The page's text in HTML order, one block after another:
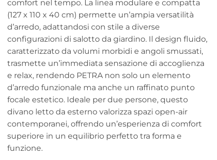
comfort nel tempo. La linea modulare e compatta
(127 x 110 x 40 cm) permette un’ampia versatilità
d’arredo, adattandosi con stile a diverse
configurazioni di salotto da giardino. Il design fluido,
caratterizzato da volumi morbidi e angoli smussati,
trasmette un’immediata sensazione di accoglienza
e relax, rendendo PETRA non solo un elemento
d’arredo funzionale ma anche un raffinato punto
focale estetico. Ideale per due persone, questo
divano letto da esterno valorizza spazi open-air
contemporanei, offrendo un’esperienza di comfort
superiore in un equilibrio perfetto tra forma e
funzione.